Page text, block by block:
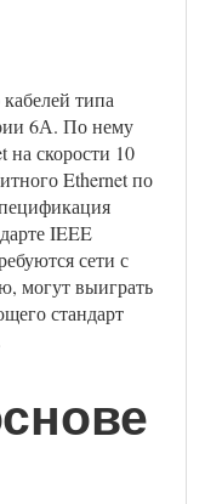
типа
6А. По нему
на скорости 10
Ethernet по
IEEE
сети с
могут выиграть
стандарт